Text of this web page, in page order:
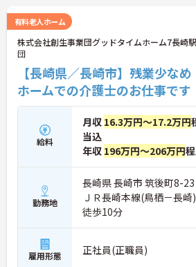
さい！
有料老人ホーム
株式会社創生事業団グッドタイムホーム7長崎
団
【長崎県／長崎市】残業少な
ホームでの介護士のお仕事です
給料
月収 16.3万円～17.2万円
当込
年収 196万円～206万円
勤務地
長崎県 長崎市 筑後町8-23
ＪＲ長崎本線(鳥栖－長崎
徒歩10分
雇用形態 正社員(正職員)